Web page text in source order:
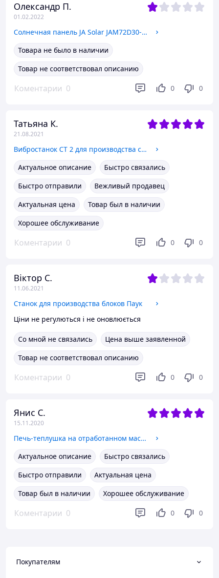
Олександр П.
01.02.2022
Солнечная панель JA Solar JAM72D30-530/MB Bifical
Товара не было в наличии
Товар не соответствовал описанию
Коментарии 0 0 0
Татьяна К.
21.08.2021
Вибростанок СТ 2 для производства строительных блоков
Актуальное описание
Быстро связались
Быстро отправили
Вежливый продавец
Актуальная цена
Товар был в наличии
Хорошее обслуживание
Коментарии 0 0 0
Віктор С.
11.06.2021
Станок для производства блоков Паук
Ціни не регулються і не оновлюється
Со мной не связались
Цена выше заявленной
Товар не соответствовал описанию
Коментарии 0 0 0
Янис С.
15.11.2020
Печь-теплушка на отработанном масле 5-15 кВт
Актуальное описание
Быстро связались
Быстро отправили
Актуальная цена
Товар был в наличии
Хорошее обслуживание
Коментарии 0 0 0
Покупателям